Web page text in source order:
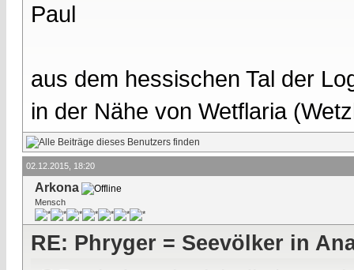
Paul
aus dem hessischen Tal der
in der Nähe von Wetflaria
02.12.2015, 18:20
Arkona
Mensch
RE: Phryger = Seevölker in